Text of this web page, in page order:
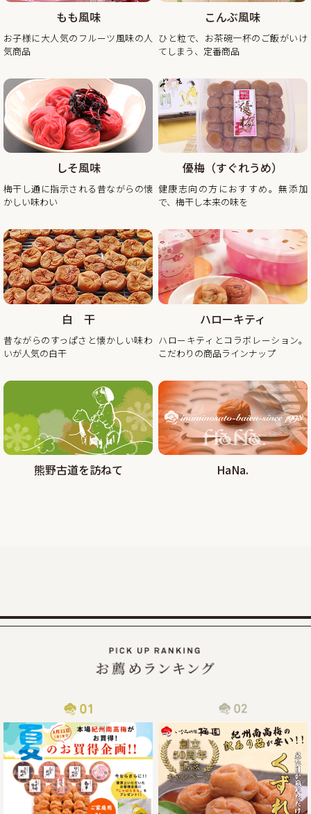
※2025年12月20日（土曜日）以降の注文分は2026年1月6日
（火曜日）以降の出荷。
2025年12月26日（金曜日）
最終出荷日
2025年12月28日（土曜日）～ 2026年1月4日（日曜
日） 休 業 日
2026年1月5日（月曜
日） 平常通り営業
※出荷開始は2026年1月6日（火曜日）より順次発送。
休業日後は、大変混雑が予想されますのであらかじめのご注
2025/11/10
秋・冬の梅干しお買い得企画を開催！2025年最終セール
この度、ご家庭用梅干1kg×2個セットが大変お得にお買い求
めいただけるお買い得企画を開催します。また、期間中当企
画の商品をご購入いただいたお客様全員に「金山寺味噌」も
昨年の100年に1度の梅の大凶作に続き、和歌山県全体で今年
の4月に降った雹（ひょう）被害により、2年連続の梅の大凶
中でも天災にも負けず強く育った梅を皆さまの元へお届けし
たい、そんな想いから秋冬のお買い得企画を開催させていた
2025/08/29
大好評!!夏の紀州南高梅お買い得企画を9月30日まで延長しま
津波の影響で、物流がストップしてしまい、納期通りに商品
をお届けすることが現状困難となってしまっております。
2025/06/14
梅の大凶作にも負けず紀州南高梅の「夏のお買い得企画」開
催!!
この度、ご家庭用梅干1kg×2個セットが大変お得にお買い求
めいただける夏のお買い得企画を8月31日（日）まで開催さ
もも風味
お子様に大人気のフルーツ風味の人
気商品
こんぶ風味
ひと粒で、お茶碗一杯のご飯がいけ
てしまう、定番商品
しそ風味
梅干し通に指示される昔ながらの懐
かしい味わい
優梅（すぐれうめ）
健康志向の方におすすめ。無添加
で、梅干し本来の味を
白 干
昔ながらのすっぱさと懐かしい味わ
いが人気の白干
ハローキティ
ハローキティとコラボレーション。
こだわりの商品ラインナップ
熊野古道を訪ねて HaNa.